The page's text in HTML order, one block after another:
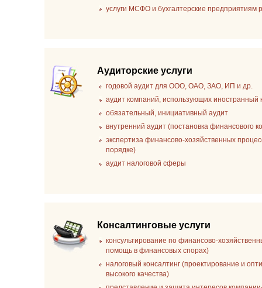
услуги МСФО и бухгалтерские
Аудиторские услуги
годовой аудит для ООО, ОАО, ЗАО, ИП и др.
аудит компаний, использующих иностранный
обязательный, инициативный аудит
внутренний аудит (постановка финансового
экспертиза финансово-хозяйственных
порядке)
аудит налоговой сферы
Консалтинговые услуги
консультирование по финансово-
помощь в финансовых спорах)
налоговый консалтинг (проектирование и
высокого качества)